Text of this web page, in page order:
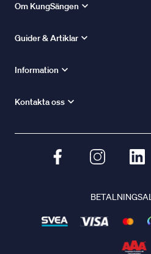
Om KungSängen
Guider & Artiklar
Information
Kontakta oss